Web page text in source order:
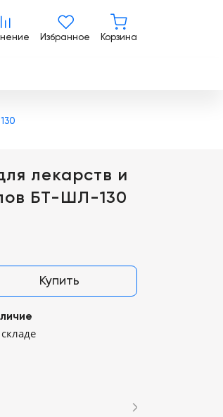
Сравнение
Избранное Корзина
лекарств и
БТ-ШЛ-130
Купить